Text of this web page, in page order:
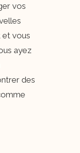
vos
et vous
ayez
des